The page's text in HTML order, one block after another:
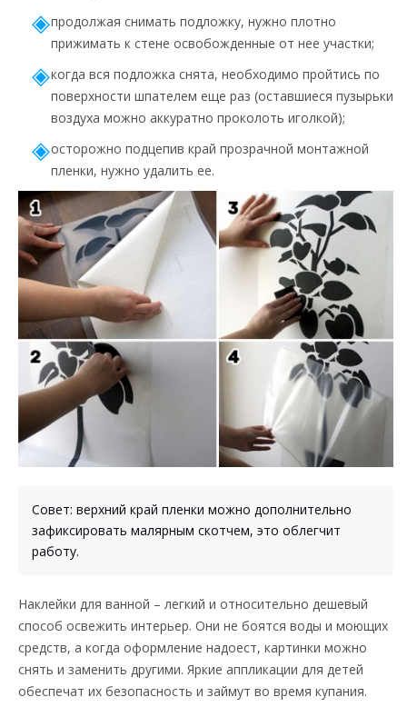
продолжая снимать подложку, нужно плотно
прижимать к стене освобожденные от нее участки;
когда вся подложка снята, необходимо пройтись по
поверхности шпателем еще раз (оставшиеся пузырьки
воздуха можно аккуратно проколоть иголкой);
осторожно подцепив край прозрачной монтажной
пленки, нужно удалить ее.
Совет: верхний край пленки можно дополнительно
зафиксировать малярным скотчем, это облегчит
работу.
Наклейки для ванной – легкий и относительно дешевый
способ освежить интерьер. Они не боятся воды и моющих
средств, а когда оформление надоест, картинки можно
снять и заменить другими. Яркие аппликации для детей
обеспечат их безопасность и займут во время купания.